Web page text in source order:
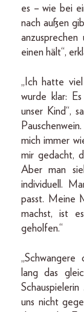
es – wie bei
nach außen
einen hält“,
„Ich hatte
wurde klar:
unser Kind“,
mich immer
mir gedacht,
Aber man
individuell.
passt. Meine
machst, ist
geholfen.“
lang das
uns nicht